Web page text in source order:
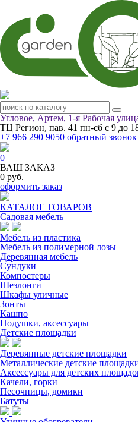
Угловое, Артем, ​1-я Рабочая
ТЦ Регион, пав. 41 пн-сб с 9 до
+7 966 290 9050 обратный звонок
0
ВАШ ЗАКАЗ
0 руб.
оформить заказ
КАТАЛОГ ТОВАРОВ
Садовая мебель
Мебель из пластика
Мебель из полимерной лозы
Деревянная мебель
Сундуки
Компостеры
Шезлонги
Шкафы уличные
Зонты
Кашпо
Подушки, аксессуары
Детские площадки
Деревянные детские площадки
Металлические детские
Аксессуары для детских
Качели, горки
Песочницы, домики
Батуты